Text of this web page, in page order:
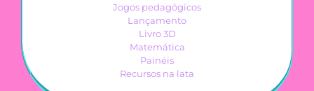
Jogos pedagógicos
Lançamento
Livro 3D
Matemática
Painéis
Recursos na lata